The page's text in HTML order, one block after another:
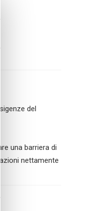
del
una barriera di
nettamente